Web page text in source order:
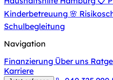
Kinderbetreuung 🌸
Schulbegleitung
Navigation
Finanzierung Über uns
Karriere